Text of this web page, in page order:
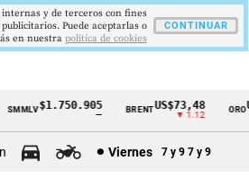
SMMLV$1.750.905 BRENTUS$73,48
▼ 1.12
ORO
Viernes 7 y 9 7 y 9
y de terceros con fines
Puede aceptarlas o
en nuestra politica de cookies
CONTINUAR